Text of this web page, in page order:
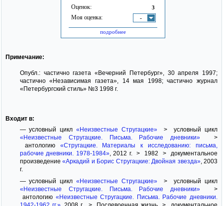
Оценок: 3
Моя оценка: -
подробнее
Примечание:
Опубл.: частично газета «Вечерний Петербург», 30 апреля 1997;
частично «Независимая газета», 14 мая 1998; частично журнал
«Петербургский стиль» №3 1998 г.
Входит в:
— условный цикл «Неизвестные Стругацкие»> условный цикл
«Неизвестные Стругацкие. Письма. Рабочие дневники» >
антологию «Стругацкие. Материалы к исследованию: письма,
рабочие дневники. 1978-1984», 2012 г. > 1982 > документальное
произведение«Аркадий и Борис Стругацкие: Двойная звезда», 2003
г.
— условный цикл «Неизвестные Стругацкие»> условный цикл
«Неизвестные Стругацкие. Письма. Рабочие дневники» >
антологию «Неизвестные Стругацкие. Письма. Рабочие дневники.